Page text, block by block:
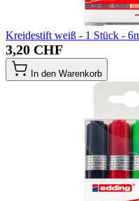
Kreidestift weiß - 1 Stück -
3,20 CHF
In den Warenkorb